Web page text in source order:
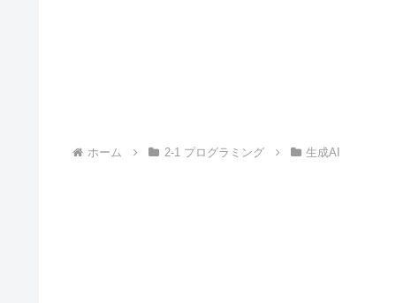
ホーム 2-1 プログラミング 生成AI